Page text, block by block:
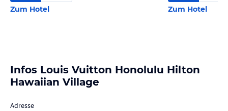
Zum Hotel Zum Hotel
Infos Louis Vuitton Honolulu Hilton
Hawaiian Village
Adresse